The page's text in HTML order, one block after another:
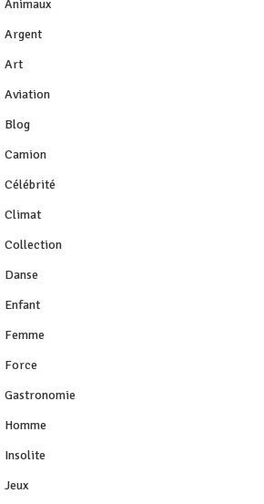
Animaux
Argent
Art
Aviation
Blog
Camion
Célébrité
Climat
Collection
Danse
Enfant
Femme
Force
Gastronomie
Homme
Insolite
Jeux